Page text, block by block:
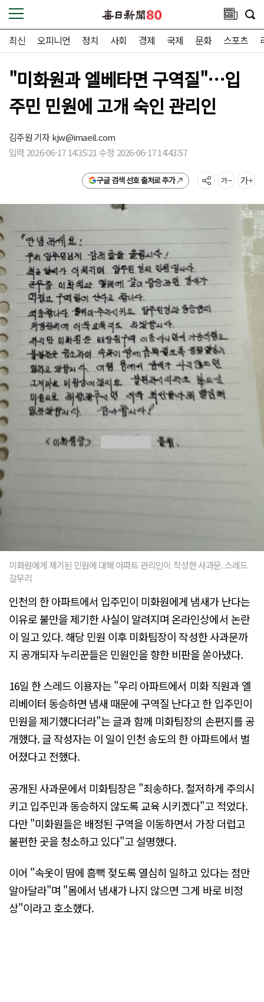
최신 오피니언 정치 사회 경제 국제 문화 스포츠
"미화원과 엘베타면 구역질"…입
주민 민원에 고개 숙인 관리인
김주원 기자kjw@imaeil.com
입력 2026-06-17 14:35:21 수정 2026-06-17 14:43:57
구글 검색 선호 출처로 추가
미화원에게 제기된 민원에 대해 아파트 관리인이 작성한 사과문. 스레드
갈무리
인천의 한 아파트에서 입주민이 미화원에게 냄새가 난다는
이유로 불만을 제기한 사실이 알려지며 온라인상에서 논란
이 일고 있다. 해당 민원 이후 미화팀장이 작성한 사과문까
지 공개되자 누리꾼들은 민원인을 향한 비판을 쏟아냈다.
16일 한 스레드 이용자는 "우리 아파트에서 미화 직원과 엘
리베이터 동승하면 냄새 때문에 구역질 난다고 한 입주민이
민원을 제기했다더라"는 글과 함께 미화팀장의 손편지를 공
개했다. 글 작성자는 이 일이 인천 송도의 한 아파트에서 벌
어졌다고 전했다.
공개된 사과문에서 미화팀장은 "죄송하다. 철저하게 주의시
키고 입주민과 동승하지 않도록 교육 시키겠다"고 적었다.
다만 "미화원들은 배정된 구역을 이동하면서 가장 더럽고
불편한 곳을 청소하고 있다"고 설명했다.
이어 "속옷이 땀에 흠뻑 젖도록 열심히 일하고 있다는 점만
알아달라"며 "몸에서 냄새가 나지 않으면 그게 바로 비정
상"이라고 호소했다.